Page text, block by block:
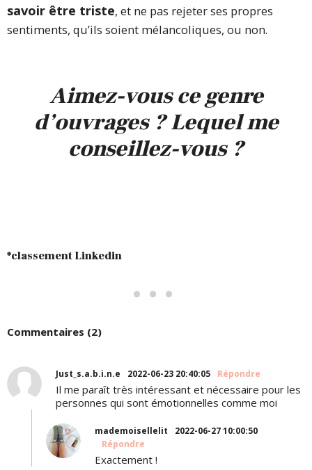
savoir être triste, et ne pas rejeter ses propres
sentiments, qu’ils soient mélancoliques, ou non.
Aimez-vous ce genre
d’ouvrages ? Lequel me
conseillez-vous ?
*classement Linkedin
Commentaires (2)
Just_s.a.b.i.n.e 2022-06-23 20:40:05 Répondre
Il me paraît très intéressant et nécessaire pour les
personnes qui sont émotionnelles comme moi
mademoisellelit
2022-06-27 10:00:50
Répondre
Exactement !